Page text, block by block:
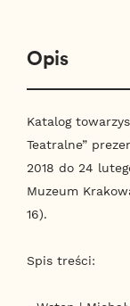
Opis
Katalog
Teatralne”
2018 do 24
Muzeum
16).
Spis treści: